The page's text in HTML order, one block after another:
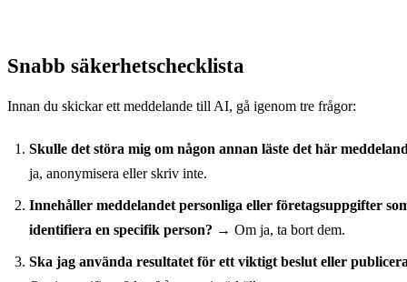
Snabb säkerhetschecklista
Innan du skickar ett meddelande till AI, gå igenom tre frågor:
Skulle det störa mig om någon annan läste det här
ja, anonymisera eller skriv inte.
Innehåller meddelandet personliga eller företagsuppgifter
identifiera en specifik person? → Om ja, ta bort dem.
Ska jag använda resultatet för ett viktigt beslut eller